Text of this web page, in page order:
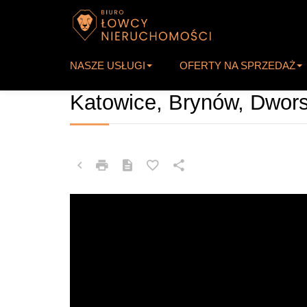
NASZE USŁUGI OFERTY NA SPRZEDAŻ
Katowice, Brynów,